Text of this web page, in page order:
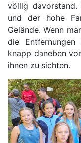
völlig davorstand.
und der hohe
Gelände. Wenn
die
knapp daneben
ihnen zu sichten.